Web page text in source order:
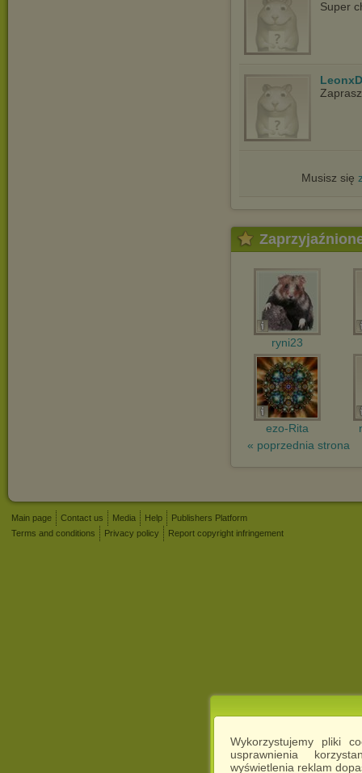
Wykorzystujemy pliki
usprawnienia
wyświetlenia reklam
Super
Musisz się
ryni23
ezo-Rita
« poprzednia strona
Main page Contact us Media Help
Publishers Platform
Terms and conditions
Privacy policy Report copyright infringement